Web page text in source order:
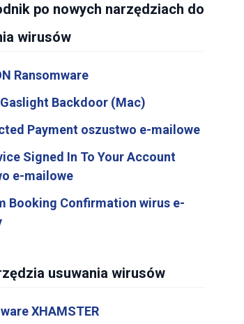
po nowych narzędziach do
wirusów
Ransomware
Backdoor (Mac)
Payment oszustwo e-mailowe
Signed In To Your Account
e-mailowe
Booking Confirmation wirus e-
usuwania wirusów
XHAMSTER